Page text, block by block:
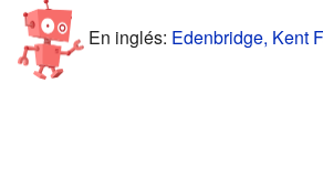
En inglés: Edenbridge, Kent